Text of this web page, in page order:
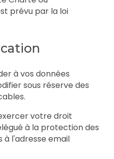
prévu par la loi
à vos données
sous réserve des
votre droit
à la protection des
à l'adresse email